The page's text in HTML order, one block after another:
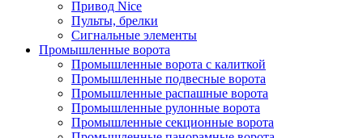
Привод Nice
Пульты, брелки
Сигнальные элементы
Промышленные ворота
Промышленные ворота с калиткой
Промышленные подвесные ворота
Промышленные распашные ворота
Промышленные рулонные ворота
Промышленные секционные ворота